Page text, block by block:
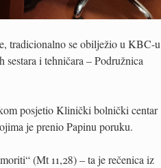
tradicionalno se obilježio u KBC-u
i tehničara – Podružnica
posjetio Klinički bolnički centar
je prenio Papinu poruku.
(Mt 11,28) – ta je rečenica iz